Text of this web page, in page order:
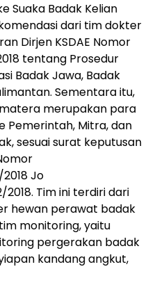
Suaka Badak Kelian
dari tim dokter
Dirjen KSDAE Nomor
tentang Prosedur
Badak Jawa, Badak
Sementara itu,
merupakan para
Pemerintah, Mitra, dan
sesuai surat keputusan
2018 Jo
2018. Tim ini terdiri dari
hewan perawat badak
monitoring, yaitu
pergerakan badak
kandang angkut,